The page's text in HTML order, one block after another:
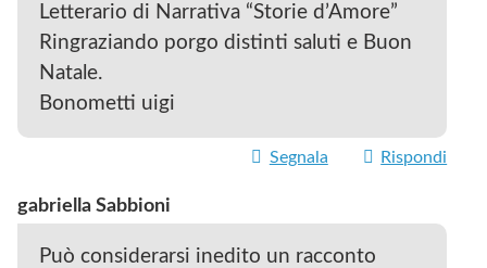
Letterario di Narrativa “Storie d’Amore”
Ringraziando porgo distinti saluti e Buon
Natale.
Bonometti uigi
Segnala Rispondi
gabriella Sabbioni
Può considerarsi inedito un racconto